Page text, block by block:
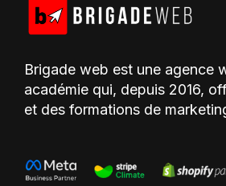
Brigade web est une agence
académie qui, depuis 2016,
et des formations de